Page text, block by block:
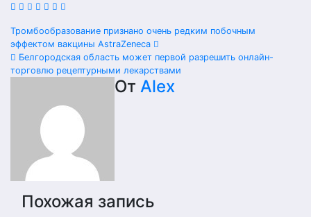
Навигация
по
Тромбообразование признано очень редким побочным
эффектом вакцины AstraZeneca
Белгородская область может первой разрешить онлайн-
торговлю рецептурными лекарствами
От Alex
Похожая запись